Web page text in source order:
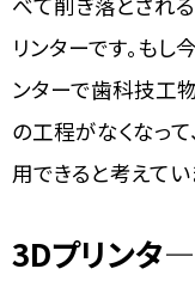
リンターです。も
ンターで歯科技工
の工程がなくなっ
用できると考えてい
3Dプリンタ